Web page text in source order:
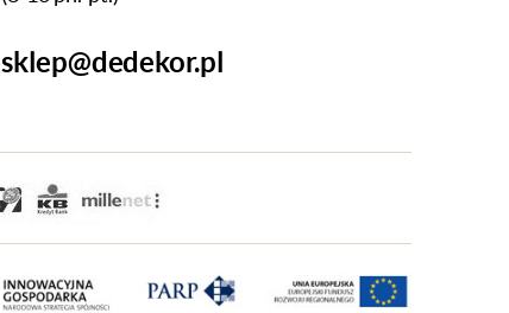
sklep@dedekor.pl